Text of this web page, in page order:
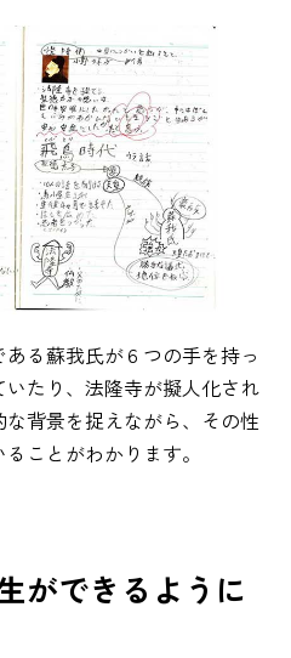
る蘇我氏が６つの手を持っ
たり、法隆寺が擬人化され
背景を捉えながら、その性
ことがわかります。
ができるように